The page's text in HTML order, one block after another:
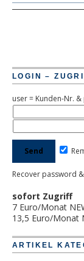
LOGIN –
user = Kunden-Nr. &
Recover password
sofort Zugriff
7 Euro/Monat
13,5 Euro/Monat
ARTIKEL